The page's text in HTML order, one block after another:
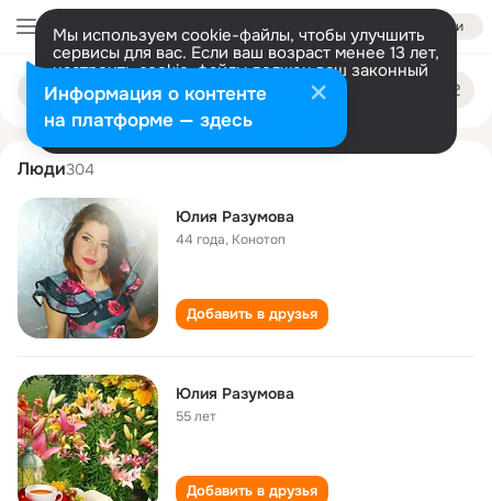
Войти
Мы используем cookie-файлы, чтобы улучшить
сервисы для вас. Если ваш возраст менее 13 лет,
настроить cookie-файлы должен ваш законный
представитель. Больше информации
Разрешить все Настроить
Поиск
людям
yuliya razumova
Люди304
Юлия Разумова
44 года, Конотоп
Добавить в друзья
Юлия Разумова
55 лет
Добавить в друзья
Информация о контенте
на платформе — здесь